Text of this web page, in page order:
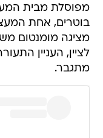
מפוסלת מבית
בוטרים, אחת
מציגה מומנטום
לציין, העניין
מתגבר.